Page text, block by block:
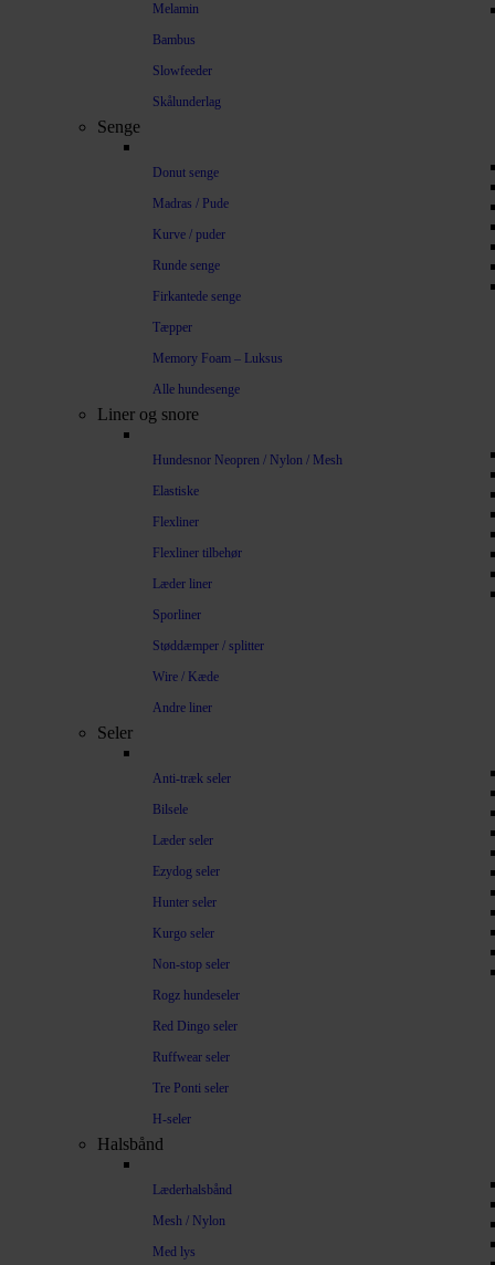
Melamin
Bambus
Slowfeeder
Skålunderlag
Senge
Donut senge
Madras / Pude
Kurve / puder
Runde senge
Firkantede senge
Tæpper
Memory Foam – Luksus
Alle hundesenge
Liner og snore
Hundesnor Neopren / Nylon / Mesh
Elastiske
Flexliner
Flexliner tilbehør
Læder liner
Sporliner
Støddæmper / splitter
Wire / Kæde
Andre liner
Seler
Anti-træk seler
Bilsele
Læder seler
Ezydog seler
Hunter seler
Kurgo seler
Non-stop seler
Rogz hundeseler
Red Dingo seler
Ruffwear seler
Tre Ponti seler
H-seler
Halsbånd
Læderhalsbånd
Mesh / Nylon
Med lys